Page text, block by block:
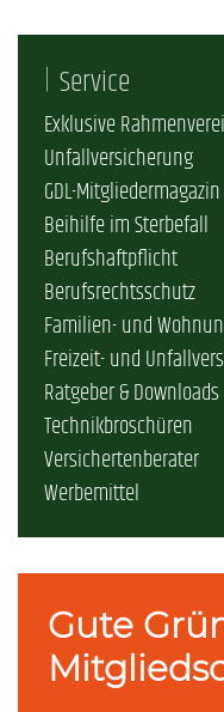
Service
Exklusive
Unfallversicherung
GDL-Mitgliedermagazin
Beihilfe im Sterbefall
Berufshaftpflicht
Berufsrechtsschutz
Familien- und
Freizeit- und
Ratgeber & Downloads
Technikbroschüren
Versichertenberater
Werbemittel
Gute